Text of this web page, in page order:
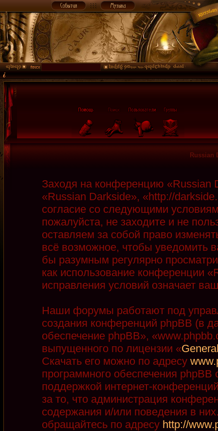
Russian
Заходя на конференцию
«Russian Darkside», «http://
согласие со следующими
пожалуйста, не заходите и не
оставляем за собой право
всё возможное, чтобы уведомить
бы разумным регулярно
как использование конференции
исправления условий означает
Наши форумы работают под
создания конференций phpBB (в
обеспечение phpBB»,
выпущенного по лицензии «
Скачать его можно по адресу
программного обеспечения phpBB
поддержкой интернет-
за то, что администрация
содержания и/или поведения в
обращайтесь по адресу http://